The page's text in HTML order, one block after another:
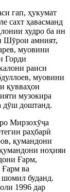
гап, ҳукумат
сахт ҳавасманд
худро ба ин
Шӯрои амният,
муовини
Горди
раиси
муовини
қувваҳои
музокира
дӯш доштанд.
Мирзохӯҷа
раҳбарӣ
қумандони
ноҳияи
Ғарм,
ва
шомил буданд.
1996 дар